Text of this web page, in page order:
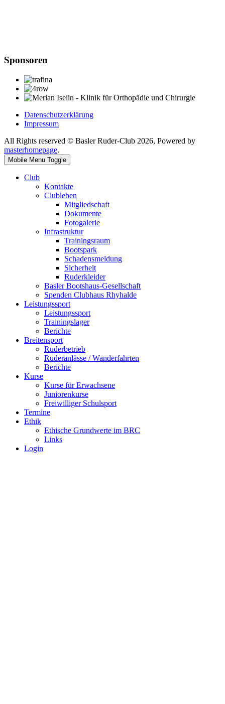
Sponsoren
Datenschutzerklärung
Impressum
All Rights reserved © Basler Ruder-Club 2026, Powered by
masterhomepage.
Mobile Menu Toggle
Club
Kontakte
Clubleben
Mitgliedschaft
Dokumente
Fotogalerie
Infrastruktur
Trainingsraum
Bootspark
Schadensmeldung
Sicherheit
Ruderkleider
Basler Bootshaus-Gesellschaft
Spenden Clubhaus Rhyhalde
Leistungssport
Leistungssport
Trainingslager
Berichte
Breitensport
Ruderbetrieb
Ruderanlässe / Wanderfahrten
Berichte
Kurse
Kurse für Erwachsene
Juniorenkurse
Freiwilliger Schulsport
Termine
Ethik
Ethische Grundwerte im BRC
Links
Login